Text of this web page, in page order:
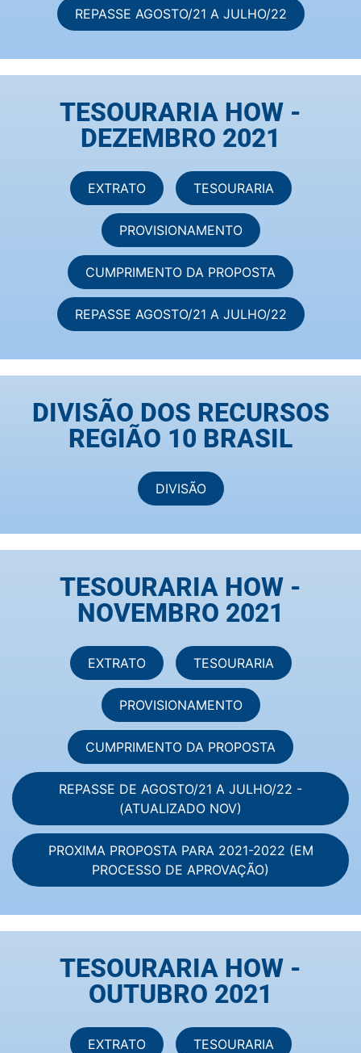
REPASSE AGOSTO/21 A JULHO/22
TESOURARIA HOW -
DEZEMBRO 2021
EXTRATO TESOURARIA
PROVISIONAMENTO
CUMPRIMENTO DA PROPOSTA
REPASSE AGOSTO/21 A JULHO/22
DIVISÃO DOS RECURSOS
REGIÃO 10 BRASIL
DIVISÃO
TESOURARIA HOW -
NOVEMBRO 2021
EXTRATO TESOURARIA
PROVISIONAMENTO
CUMPRIMENTO DA PROPOSTA
REPASSE DE AGOSTO/21 A JULHO/22 -
(ATUALIZADO NOV)
PROXIMA PROPOSTA PARA 2021-2022 (EM
PROCESSO DE APROVAÇÃO)
TESOURARIA HOW -
OUTUBRO 2021
EXTRATO TESOURARIA